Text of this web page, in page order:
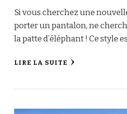
Si vous cherchez une
porter un pantalon, ne
la patte d’éléphant ! Ce style
LIRE LA SUITE